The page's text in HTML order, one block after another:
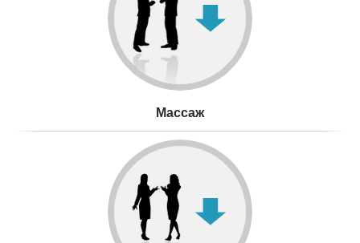
Mассаж